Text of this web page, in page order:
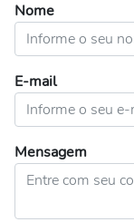
Nome
E-mail
Mensagem